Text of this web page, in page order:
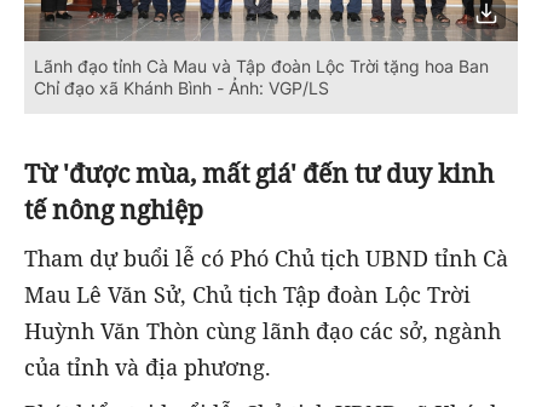
Lãnh đạo tỉnh Cà Mau và Tập đoàn Lộc Trời tặng hoa Ban
Chỉ đạo xã Khánh Bình - Ảnh: VGP/LS
Từ 'được mùa, mất giá' đến tư duy kinh
tế nông nghiệp
Tham dự buổi lễ có Phó Chủ tịch UBND tỉnh Cà
Mau Lê Văn Sử, Chủ tịch Tập đoàn Lộc Trời
Huỳnh Văn Thòn cùng lãnh đạo các sở, ngành
của tỉnh và địa phương.